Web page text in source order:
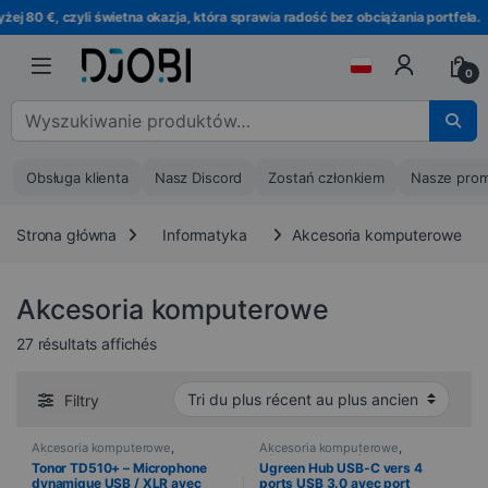
Przejdź do nawigacji
Przejdź do treści
€, czyli świetna okazja, która sprawia radość bez obciążania portfela.
0
Wyszukaj :
Obsługa klienta Nasz Discord Zostań członkiem Nasze
Strona główna Informatyka Akcesoria komputerowe
Akcesoria komputerowe
27 résultats affichésTrié du plus récent au plus ancien
Filtry
Akcesoria komputerowe,
Informatyka , Microphones
Urządzenia peryferyjne
Tonor TD510+ – Microphone
dynamique USB / XLR avec
Akcesoria komputerowe,
Câblages multimédias
Informatyka
Ugreen Hub USB-C vers 4
ports USB 3.0 avec port